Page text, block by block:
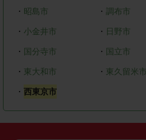
・ 昭島市 ・ 調布市
・ 小金井市 ・ 日野市
・ 国分寺市 ・ 国立市
・ 東大和市 ・ 東久留米市
・ 西東京市